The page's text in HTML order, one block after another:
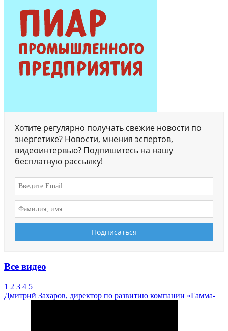
Хотите регулярно получать свежие новости по
энергетике? Новости, мнения эспертов,
видеоинтервью? Подпишитесь на нашу
бесплатную рассылку!
Все видео
1 2 3 4 5
Дмитрий Захаров, директор по развитию компании «Гамма-